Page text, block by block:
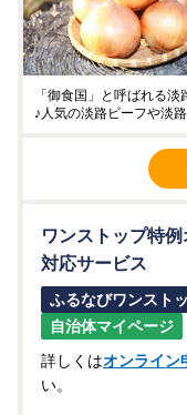
「御食国」と呼ばれる
♪人気の淡路ビーフや淡
ワンストップ特
対応サービス
ふるなびワンスト
自治体マイページ
詳しくはオンライン
い。